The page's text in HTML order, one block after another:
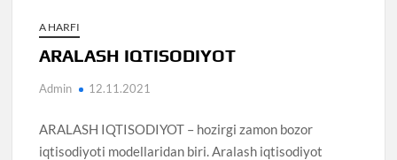
A HARFI
ARALASH IQTISODIYOT
Admin 12.11.2021
ARALASH IQTISODIYOT – hozirgi zamon bozor
iqtisodiyoti modellaridan biri. Aralash iqtisodiyot